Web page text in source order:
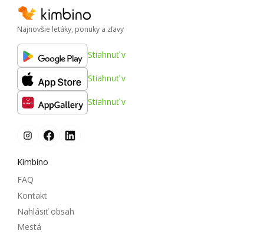
Najnovšie letáky, ponuky a zľavy
Stiahnuť v
Stiahnuť v
Stiahnuť v
Kimbino
FAQ
Kontakt
Nahlásiť obsah
Mestá